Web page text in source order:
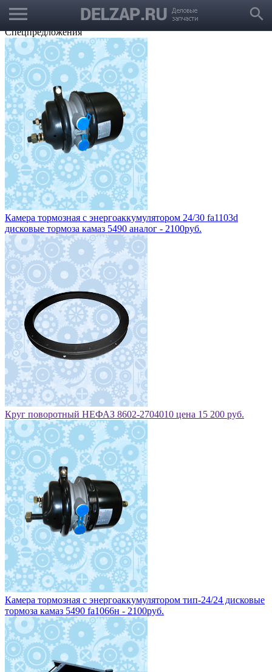
menu search
Выбрать город
Корзина
Заказать звонок
Спецпредложения
Камера тормозная с энергоаккумулятором 24/30 fa1103d
дисковые тормоза камаз 5490 аналог - 2100руб.
Круг поворотный НЕФАЗ 8602-2704010 цена 15 200 руб.
Камера тормозная с энергоаккумулятором тип-24/24 дисковые
тормоза камаз 5490 fa1066н - 2100руб.